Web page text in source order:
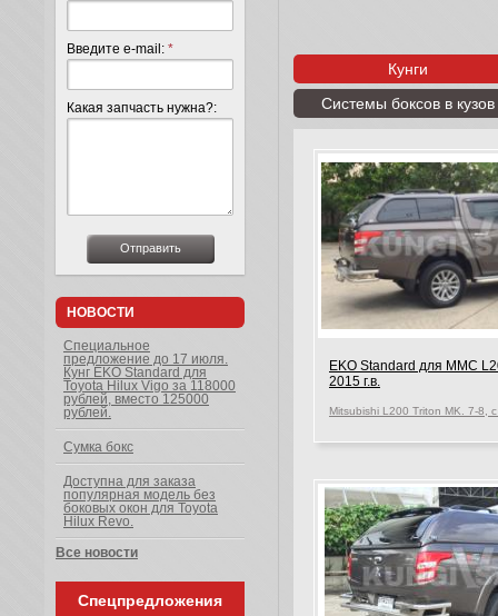
Кунги
Системы боксов в кузов
EKO Standard для MMC
2015 г.в.
Введите e-mail: *
Какая запчасть нужна?:
НОВОСТИ
Специальное
предложение до 17 июля.
Кунг EKO Standard для
Toyota Hilux Vigo за 118000
рублей, вместо 125000
рублей.
Сумка бокс
Доступна для заказа
популярная модель без
боковых окон для Toyota
Hilux Revo.
Все новости
Спецпредложения